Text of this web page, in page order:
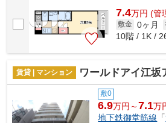
7.4万円 (管
敷金 0ヶ月
10階 / 1K /
賃貸 | マンション ワールドアイ江坂
敷0
6.9万円～7.1万
地下鉄御堂筋線 「